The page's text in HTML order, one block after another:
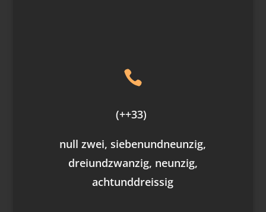

(++33)
null zwei, siebenundneunzig,
dreiundzwanzig, neunzig,
achtunddreissig